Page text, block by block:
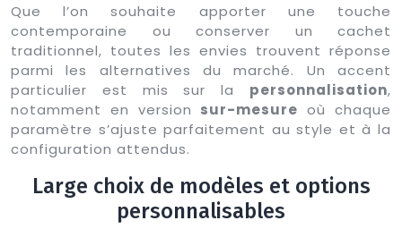
Que l’on souhaite apporter une touche
contemporaine ou conserver un cachet
traditionnel, toutes les envies trouvent réponse
parmi les alternatives du marché. Un accent
particulier est mis sur la personnalisation,
notamment en version sur-mesure où chaque
paramètre s’ajuste parfaitement au style et à la
configuration attendus.
Large choix de modèles et options
personnalisables